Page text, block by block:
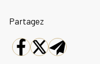
Partagez